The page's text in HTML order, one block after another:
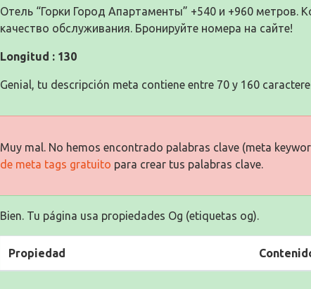
Отель “Горки Город Апартаменты” +540 и +960 метров.
качество обслуживания. Бронируйте номера на сайте!
Longitud : 130
Genial, tu descripción meta contiene entre 70 y 160
Muy mal. No hemos encontrado palabras clave (meta
de meta tags gratuito para crear tus palabras clave.
Bien. Tu página usa propiedades Og (etiquetas og).
Propiedad